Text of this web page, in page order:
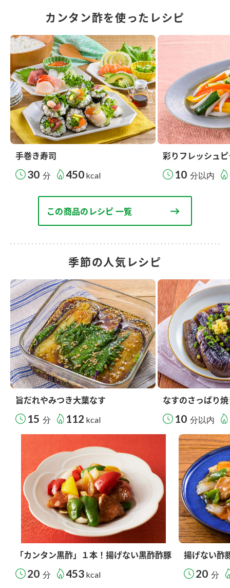
カンタン酢を使ったレシピ
手巻き寿司
30 分 450 kcal
彩りフレッシュ
10 分以内
この商品のレシピ 一覧
季節の人気レシピ
旨だれやみつき大葉なす
15 分 112 kcal
なすのさっぱり
10 分以内
「カンタン黒酢」１本！揚げない黒酢酢豚
20 分 453 kcal
揚げない酢
20 分